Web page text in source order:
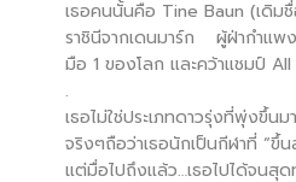
เธอคนนั้นคือ Tine Baun (เดิม
ราชินีจากเดนมาร์ก ผู้ฝ่ากำแพง
มือ 1 ของโลก และคว้าแชมป์
.
เธอไม่ใช่ประเภทดาวรุ่งที่พุ่งขึ้นม
จริงๆถือว่าเธอนักเป็นกีฬาที่ “ขึ้
แต่มื่อไปถึงแล้ว…เธอไปได้จนสุด